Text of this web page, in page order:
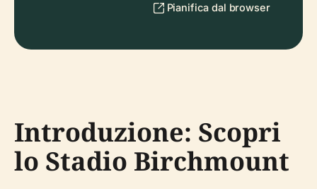
Pianifica dal browser
Introduzione: Scopri
lo Stadio Birchmount